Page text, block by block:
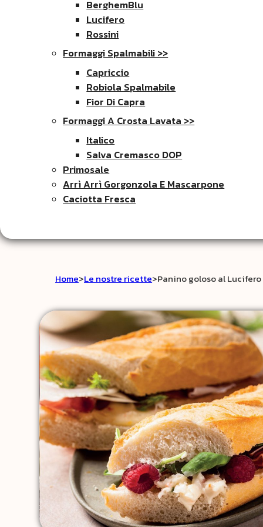
BerghemBlu
Lucifero
Rossini
Formaggi Spalmabili >>
Capriccio
Robiola Spalmabile
Fior Di Capra
Formaggi A Crosta Lavata >>
Italico
Salva Cremasco DOP
Primosale
Arrì Arrì Gorgonzola E Mascarpone
Caciotta Fresca
FORMAGGI DOP
Home>Le nostre ricette>Panino goloso al Lucifero